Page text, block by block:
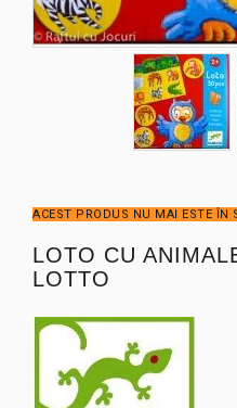
ACEST PRODUS NU MAI ESTE ÎN
LOTO CU
LOTTO